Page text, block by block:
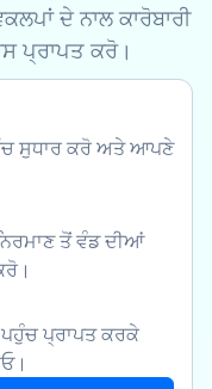
ਦੇ ਨਾਲ ਕਾਰੋਬਾਰੀ
ਪ੍ਰਾਪਤ ਕਰੋ।
ਸੁਧਾਰ ਕਰੋ ਅਤੇ ਆਪਣੇ
ਤੋਂ ਵੰਡ ਦੀਆਂ
ਪ੍ਰਾਪਤ ਕਰਕੇ